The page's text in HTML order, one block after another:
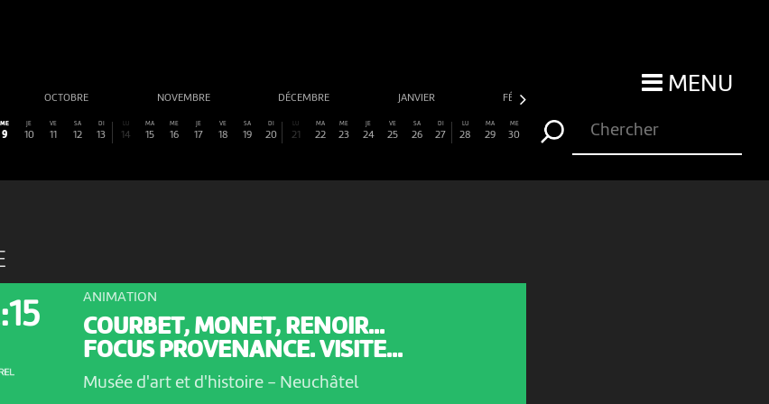
MENU
OCTOBRE NOVEMBRE DÉCEMBRE JANVIER FÉVRIER
ME
9
JE
10
VE
11
SA
12
DI
13
LU
14
MA
15
ME
16
JE
17
VE
18
SA
19
DI
20
LU
21
MA
22
ME
23
JE
24
VE
25
SA
26
DI
27
LU
28
MA
29
ME
30
ANIMATION
COURBET, MONET, RENOIR...
FOCUS PROVENANCE. VISITE...
Musée d'art et d'histoire - Neuchâtel